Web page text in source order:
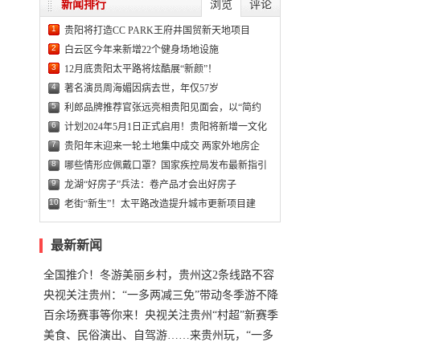
浏览 评论
新闻排行
1 贵阳将打造CC PARK王府井国贸新天地项目
2 白云区今年来新增22个健身场地设施
3 12月底贵阳太平路将炫酷展“新颜”！
4 著名演员周海媚因病去世，年仅57岁
5 利郎品牌推荐官张远亮相贵阳见面会，以“简约
6 计划2024年5月1日正式启用！贵阳将新增一文化
7 贵阳年末迎来一轮土地集中成交 两家外地房企
8 哪些情形应佩戴口罩？国家疾控局发布最新指引
9 龙湖“好房子”兵法：卷产品才会出好房子
10 老街“新生”！太平路改造提升城市更新项目建
最新新闻
全国推介！冬游美丽乡村，贵州这2条线路不容
错过
央视关注贵州：“一多两减三免”带动冬季游不降
温
百余场赛事等你来！央视关注贵州“村超”新赛季
正式“打响”
美食、民俗演出、自驾游……来贵州玩，“一多